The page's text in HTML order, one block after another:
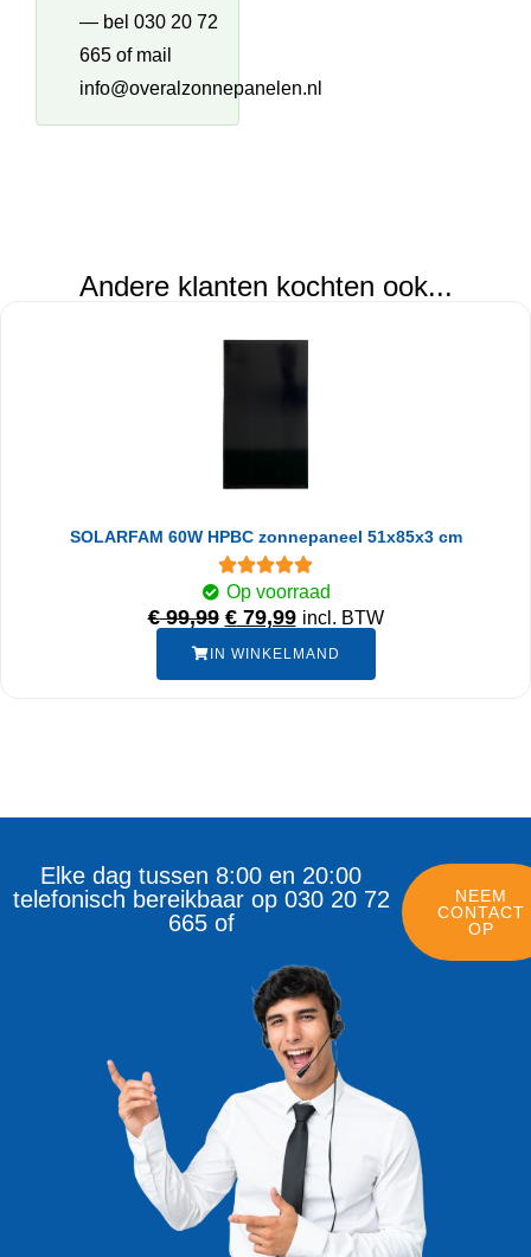
— bel 030 20 72
665 of mail
info@overalzonnepanelen.nl
Andere klanten kochten ook...
SOLARFAM 60W HPBC zonnepaneel 51x85x3 cm
Op voorraad
€99,99 €79,99 incl. BTW
IN WINKELMAND
Elke dag tussen 8:00 en 20:00
telefonisch bereikbaar op 030 20 72
665 of
NEEM
CONTACT
OP